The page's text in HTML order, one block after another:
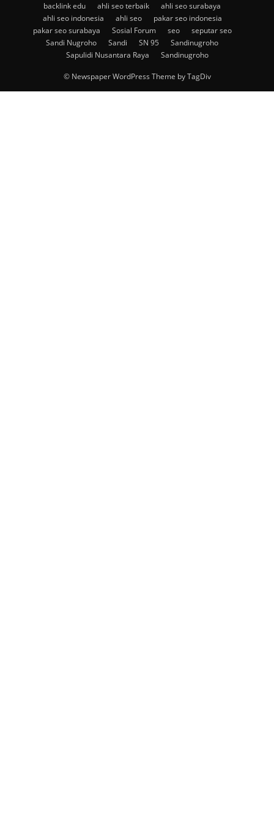
backlink edu
ahli seo terbaik
ahli seo surabaya
ahli seo indonesia
ahli seo
pakar seo indonesia
pakar seo surabaya
Sosial Forum seo
seputar seo
Sandi Nugroho
Sandi SN 95
Sandinugroho
Sapulidi Nusantara Raya
Sandinugroho
© Newspaper WordPress Theme by TagDiv